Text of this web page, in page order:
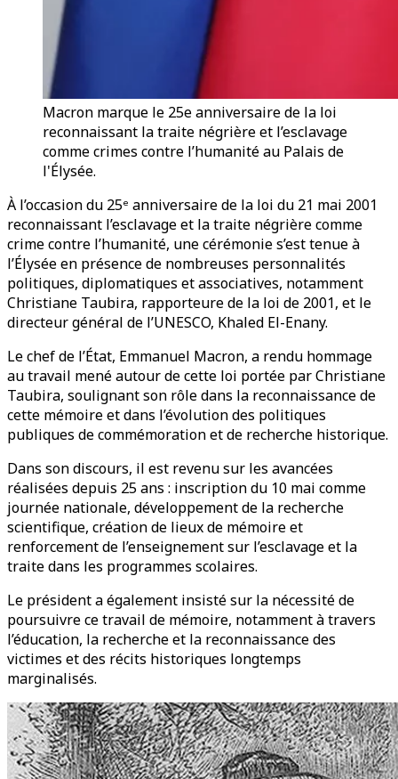
Macron marque le 25e anniversaire de la loi
reconnaissant la traite négrière et l’esclavage
comme crimes contre l’humanité au Palais de
l'Élysée.
À l’occasion du 25ᵉ anniversaire de la loi du 21 mai 2001
reconnaissant l’esclavage et la traite négrière comme
crime contre l’humanité, une cérémonie s’est tenue à
l’Élysée en présence de nombreuses personnalités
politiques, diplomatiques et associatives, notamment
Christiane Taubira, rapporteure de la loi de 2001, et le
directeur général de l’UNESCO, Khaled El-Enany.
Le chef de l’État, Emmanuel Macron, a rendu hommage
au travail mené autour de cette loi portée par Christiane
Taubira, soulignant son rôle dans la reconnaissance de
cette mémoire et dans l’évolution des politiques
publiques de commémoration et de recherche historique.
Dans son discours, il est revenu sur les avancées
réalisées depuis 25 ans : inscription du 10 mai comme
journée nationale, développement de la recherche
scientifique, création de lieux de mémoire et
renforcement de l’enseignement sur l’esclavage et la
traite dans les programmes scolaires.
Le président a également insisté sur la nécessité de
poursuivre ce travail de mémoire, notamment à travers
l’éducation, la recherche et la reconnaissance des
victimes et des récits historiques longtemps
marginalisés.